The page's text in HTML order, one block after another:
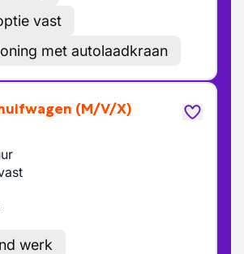
vast
met autolaadkraan
(M/V/X)
werk